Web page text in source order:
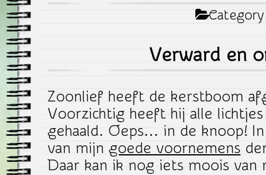
Verward en
Zoonlief heeft de kerstboom
Voorzichtig heeft hij alle
gehaald. Oeps… in de knoop!
van mijn goede voornemens
Daar kan ik nog iets moois van